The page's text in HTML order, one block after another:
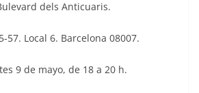
dels Anticuaris.
57. Local 6. Barcelona 08007.
9 de mayo, de 18 a 20 h.